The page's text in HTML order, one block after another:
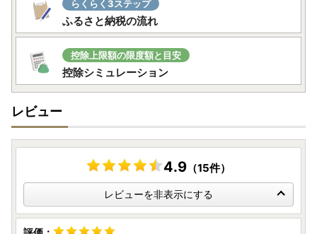
らくらく3ステップ
ふるさと納税の流れ
控除上限額の限度額と目安
控除シミュレーション
レビュー
4.9 （15件）
レビューを非表示にする